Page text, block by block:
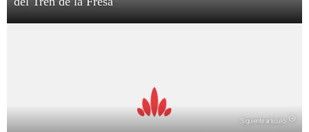
Siguiente artículo